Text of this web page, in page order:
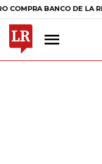
BANCO DE LA